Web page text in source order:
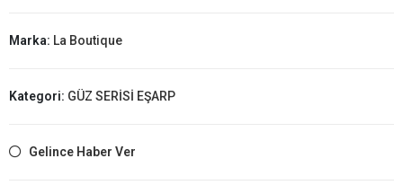
Marka: La Boutique
Kategori: GÜZ SERİSİ EŞARP
Gelince Haber Ver